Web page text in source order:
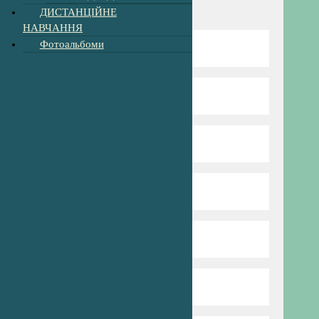
Навігація
Відомості про школу
ДИСТАНЦІЙНЕ
НАВЧАННЯ
Фотоальбоми